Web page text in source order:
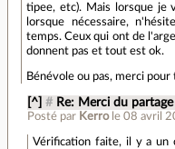
tipee, etc). Mais lorsque je
lorsque nécessaire,
temps. Ceux qui ont de
donnent pas et tout est ok.
Bénévole ou pas, merci pour
[^] # Re: Merci du partage
Posté par Kerro le 08 avril
Vérification faite, il y a un